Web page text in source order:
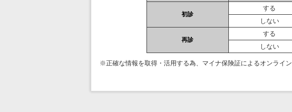
初診
する
しない
再診
する
しない
※正確な情報を取得・活用する為、マイナ保険証によるオンライ